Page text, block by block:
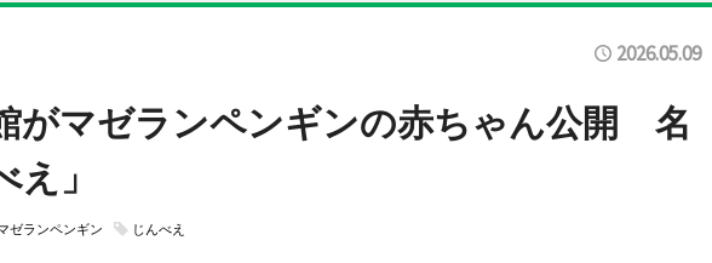
2026.05.09
がマゼランペンギンの赤ちゃん公開 名
」
ゼランペンギン じんべえ